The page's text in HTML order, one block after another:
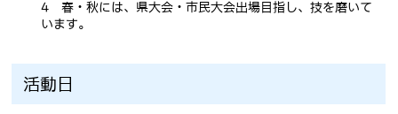
4 春・秋には、県大会・市民大会出場目指し、技を磨いて
います。
活動日